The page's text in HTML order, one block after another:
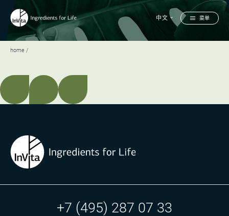
菜单
中文
home
+7 (495) 287 07 33